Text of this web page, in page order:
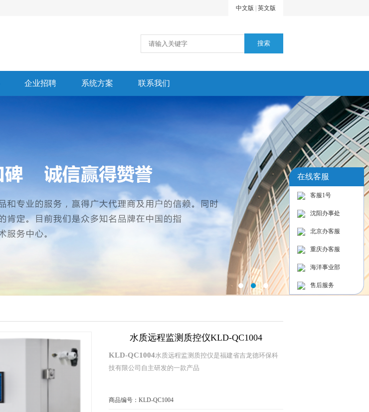
中文版 英文版
企业招聘 系统方案 联系我们
水质远程监测质控仪KLD-QC1004
KLD-QC1004水质远程监测质控仪是福建省吉龙德环保科
技有限公司 自主研发的一款产品
商品编号：KLD-QC1004
在线客服
客服1号
沈阳办事处
北京办客服
重庆办客服
海洋事业部
售后服务